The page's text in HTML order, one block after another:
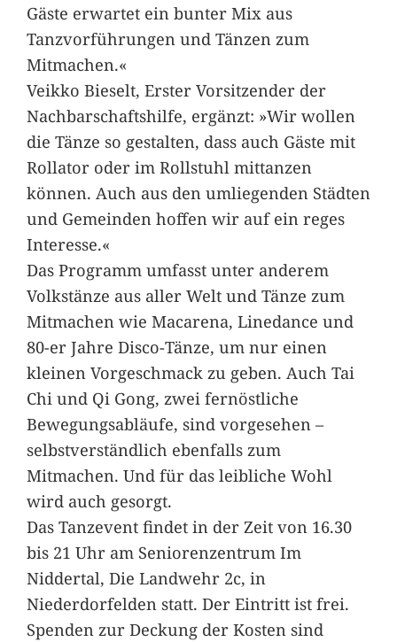
Gäste erwartet ein bunter Mix aus
Tanzvorführungen und Tänzen zum
Mitmachen.«
Veikko Bieselt, Erster Vorsitzender der
Nachbarschaftshilfe, ergänzt: »Wir wollen
die Tänze so gestalten, dass auch Gäste mit
Rollator oder im Rollstuhl mittanzen
können. Auch aus den umliegenden Städten
und Gemeinden hoffen wir auf ein reges
Interesse.«
Das Programm umfasst unter anderem
Volkstänze aus aller Welt und Tänze zum
Mitmachen wie Macarena, Linedance und
80-er Jahre Disco-Tänze, um nur einen
kleinen Vorgeschmack zu geben. Auch Tai
Chi und Qi Gong, zwei fernöstliche
Bewegungsabläufe, sind vorgesehen –
selbstverständlich ebenfalls zum
Mitmachen. Und für das leibliche Wohl
wird auch gesorgt.
Das Tanzevent findet in der Zeit von 16.30
bis 21 Uhr am Seniorenzentrum Im
Niddertal, Die Landwehr 2c, in
Niederdorfelden statt. Der Eintritt ist frei.
Spenden zur Deckung der Kosten sind